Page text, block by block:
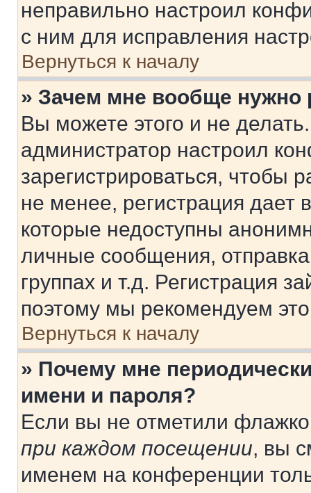
неправильно настроил
с ним для исправления
Вернуться к началу
» Зачем мне вообще нужно
Вы можете этого и не
администратор настроил
зарегистрироваться, чтобы
не менее, регистрация
которые недоступны
личные сообщения,
группах и т.д. Регистрация
поэтому мы рекомендуем
Вернуться к началу
» Почему мне
имени и пароля?
Если вы не отметили
при каждом посещении, вы
именем на конференции